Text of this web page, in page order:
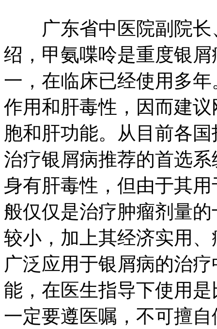
广东省中医院副院长
绍，甲氨喋呤是重度银
一，在临床已经使用多
作用和肝毒性，因而建
胞和肝功能。从目前各
治疗银屑病推荐的首选
身有肝毒性，但由于其
般仅仅是治疗肿瘤剂量
较小，加上其经济实用
广泛应用于银屑病的治
能，在医生指导下使用
一定要遵医嘱，不可擅